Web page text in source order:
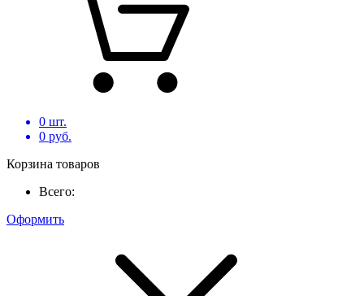
0 шт.
0 руб.
Корзина товаров
Всего:
Оформить